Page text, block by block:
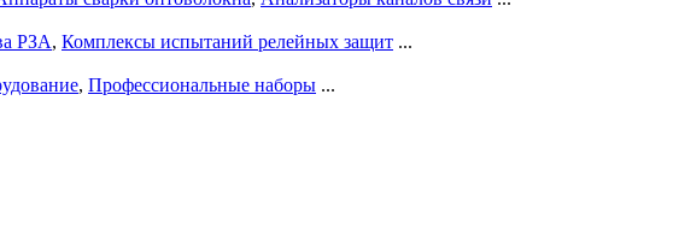
РЗА, Комплексы испытаний релейных защит ...
, Профессиональные наборы ...